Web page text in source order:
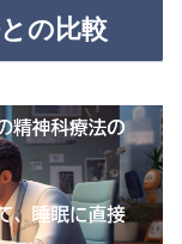
の比較